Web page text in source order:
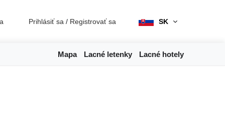
Prihlásiť sa / Registrovať sa SK
Mapa Lacné letenky Lacné hotely